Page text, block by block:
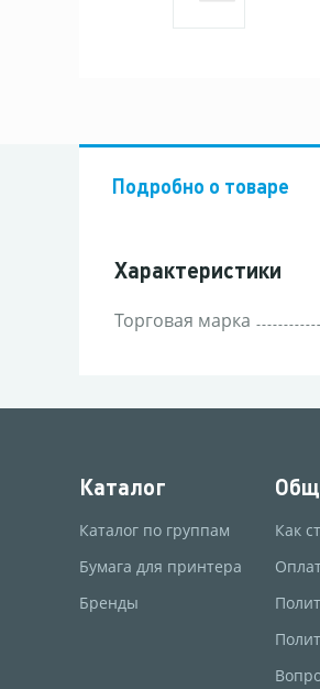
Подробно о товаре
Характеристики
Торговая марка
Каталог
Каталог по группам
Бумага для принтера
Бренды
Как